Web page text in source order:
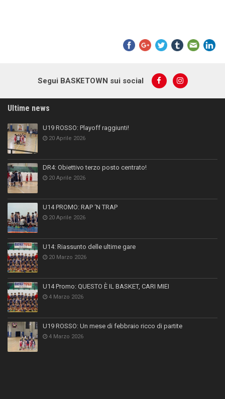
Segui BASKETOWN sui social
Ultime news
U19 ROSSO: Playoff raggiunti!
20 Aprile 2026
DR4: Obiettivo terzo posto centrato!
20 Aprile 2026
U14 PROMO: RAP ‘N TRAP
20 Aprile 2026
U14: Riassunto delle ultime gare
20 Marzo 2026
U14 Promo: QUESTO È IL BASKET, CARI MIEI
4 Marzo 2026
U19 ROSSO: Un mese di febbraio ricco di partite
4 Marzo 2026